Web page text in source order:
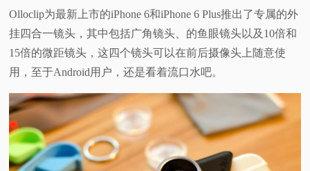
页
快
讯
评
Olloclip为最新上市的iPhone 6和iPhone 6 Plus推出了专属的外
挂四合一镜头，其中包括广角镜头、的鱼眼镜头以及10倍和
15倍的微距镜头，这四个镜头可以在前后摄像头上随意使
用，至于Android用户，还是看着流口水吧。